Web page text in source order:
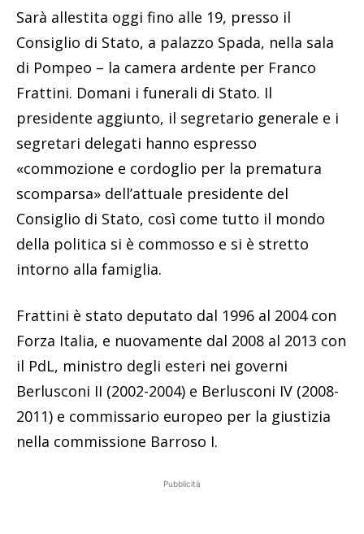
Sarà allestita oggi fino alle 19, presso il
Consiglio di Stato, a palazzo Spada, nella sala
di Pompeo – la camera ardente per Franco
Frattini. Domani i funerali di Stato. Il
presidente aggiunto, il segretario generale e i
segretari delegati hanno espresso
«commozione e cordoglio per la prematura
scomparsa» dell’attuale presidente del
Consiglio di Stato, così come tutto il mondo
della politica si è commosso e si è stretto
intorno alla famiglia.
Frattini è stato deputato dal 1996 al 2004 con
Forza Italia, e nuovamente dal 2008 al 2013 con
il PdL, ministro degli esteri nei governi
Berlusconi II (2002-2004) e Berlusconi IV (2008-
2011) e commissario europeo per la giustizia
nella commissione Barroso I.
Pubblicità